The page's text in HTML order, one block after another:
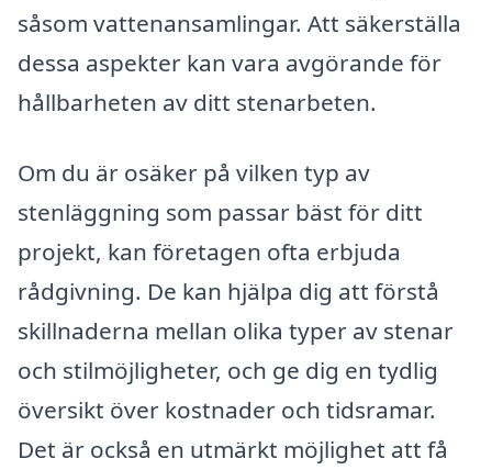
såsom vattenansamlingar. Att säkerställa
dessa aspekter kan vara avgörande för
hållbarheten av ditt stenarbeten.
Om du är osäker på vilken typ av
stenläggning som passar bäst för ditt
projekt, kan företagen ofta erbjuda
rådgivning. De kan hjälpa dig att förstå
skillnaderna mellan olika typer av stenar
och stilmöjligheter, och ge dig en tydlig
översikt över kostnader och tidsramar.
Det är också en utmärkt möjlighet att få